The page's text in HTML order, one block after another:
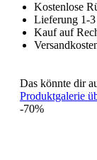
Kostenlose
Lieferung 1-3
Kauf auf
Das könnte dir
Produktgalerie
-70%